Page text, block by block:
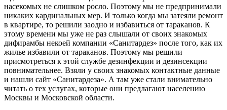
насекомых не слишком росло. Поэтому мы не предпринимали
никаких кардинальных мер. И только когда мы затеяли ремонт
в квартире, то решили заодно и избавиться от тараканов. К
этому времени мы уже не раз слышали от своих знакомых
дифирамбы некоей компании «Санитардез» после того, как их
жилье избавили от тараканов. Поэтому мы решили
присмотреться к этой службе дезинфекции и дезинсекции
повнимательнее. Взяли у своих знакомых контактные данные
и нашли сайт «Санитардеза». А там уже стали внимательно
читать о тех услугах, которые они предлагают населению
Москвы и Московской области.